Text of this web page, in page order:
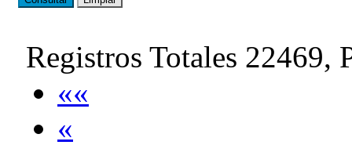
Registros Totales 22469,
««
«